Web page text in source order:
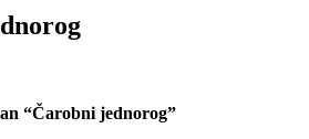
“Čarobni jednorog”